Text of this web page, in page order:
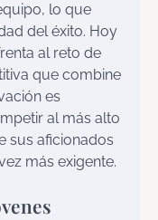
lo que
del éxito. Hoy
al reto de
que combine
es
al más alto
sus aficionados
más exigente.